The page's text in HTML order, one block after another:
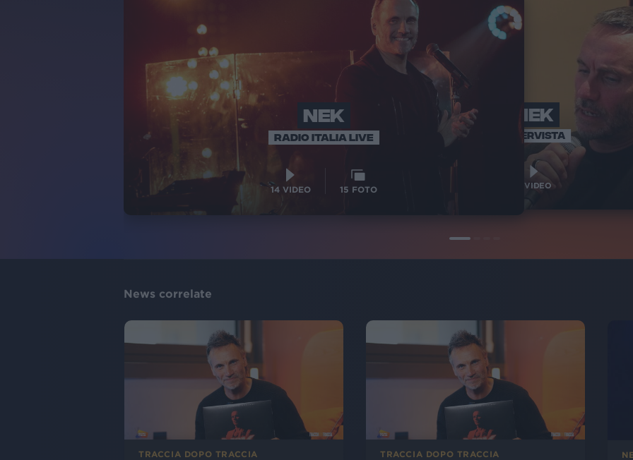
NEK
RADIO ITALIA LIVE
14VIDEO 15 FOTO
NEK
INTERVISTA
VIDEO
News correlate
TRACCIA DOPO TRACCIA TRACCIA DOPO TRACCIA